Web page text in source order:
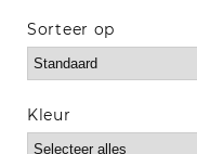
Sorteer op
Sort Products
Kleur